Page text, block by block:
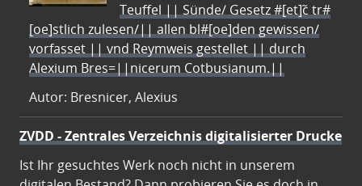
Teuffel || Sünde/ Gesetz #[et]c̃ tr#
[oe]stlich zulesen/|| allen bl#[oe]den gewissen/
vorfasset || vnd Reymweis gestellet || durch
Alexium Bres=||nicerum Cotbusianum.||
Autor: Bresnicer, Alexius
ZVDD - Zentrales Verzeichnis digitalisierter Drucke
Ist Ihr gesuchtes Werk noch nicht in unserem